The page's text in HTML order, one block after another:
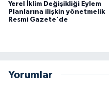
Yerel İklim Değişikliği Eylem
Planlarına ilişkin yönetmelik
Resmi Gazete'de
Yorumlar